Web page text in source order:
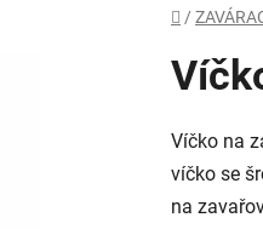
Domov
/
Víčko na
víčko se
na